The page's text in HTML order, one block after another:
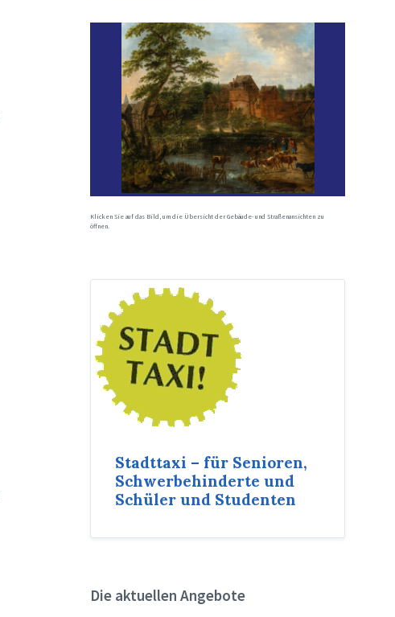
Klicken Sie auf das Bild, um die Übersicht der Gebäude- und Straßenansichten zu
öffnen.
Stadttaxi – für Senioren,
Schwerbehinderte und
Schüler und Studenten
Die aktuellen Angebote